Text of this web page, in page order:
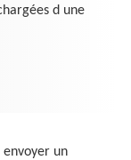
d une
un